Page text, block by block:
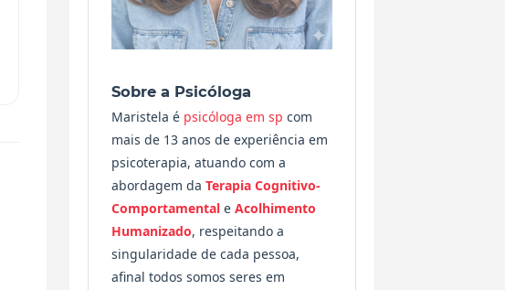
Sobre a Psicóloga
Maristela é psicóloga em sp com
mais de 13 anos de experiência em
psicoterapia, atuando com a
abordagem da Terapia Cognitivo-
Comportamental e Acolhimento
Humanizado, respeitando a
singularidade de cada pessoa,
afinal todos somos seres em